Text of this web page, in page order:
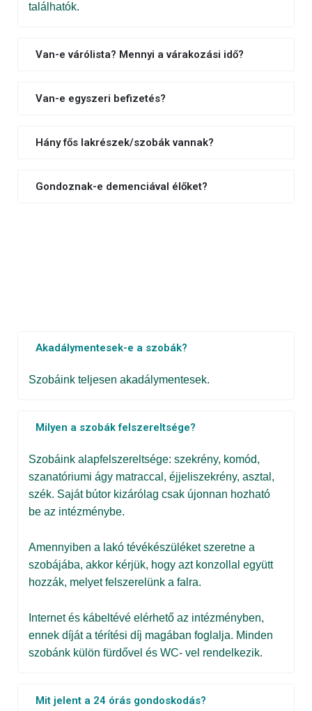
találhatók.
Van-e várólista? Mennyi a várakozási idő?
Van-e egyszeri befizetés?
Hány fős lakrészek/szobák vannak?
Gondoznak-e demenciával élőket?
Akadálymentesek-e a szobák?
Szobáink teljesen akadálymentesek.
Milyen a szobák felszereltsége?
Szobáink alapfelszereltsége: szekrény, komód,
szanatóriumi ágy matraccal, éjjeliszekrény, asztal,
szék. Saját bútor kizárólag csak újonnan hozható
be az intézménybe.
Amennyiben a lakó tévékészüléket szeretne a
szobájába, akkor kérjük, hogy azt konzollal együtt
hozzák, melyet felszerelünk a falra.
Internet és kábeltévé elérhető az intézményben,
ennek díját a térítési díj magában foglalja. Minden
szobánk külön fürdővel és WC- vel rendelkezik.
Mit jelent a 24 órás gondoskodás?